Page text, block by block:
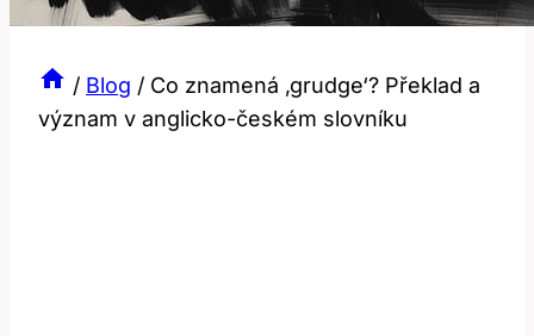
/ Blog / Co znamená ‚grudge‘? Překlad a
význam v anglicko-českém slovníku